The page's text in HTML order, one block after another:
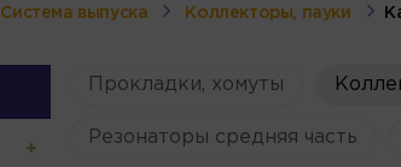
Система выпуска Коллекторы, пауки
Прокладки, хомуты
Резонаторы средняя часть